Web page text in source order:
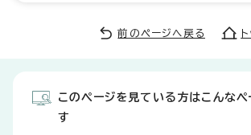
前のページへ戻る
このページを見ている方はこんなペ
す